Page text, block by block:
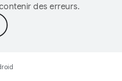
des erreurs.